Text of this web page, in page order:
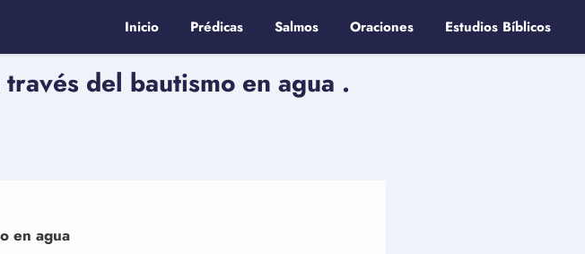
Inicio Prédicas Salmos Oraciones Estudios Bíblicos
del bautismo en agua .
en agua